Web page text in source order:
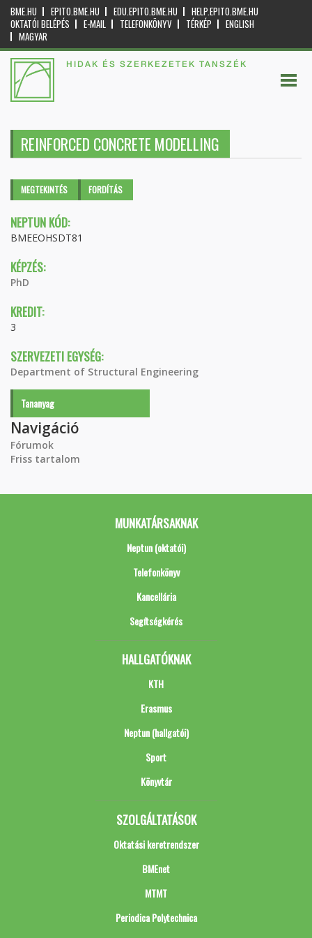
BME.HU EPITO.BME.HU EDU.EPITO.BME.HU
HELP.EPITO.BME.HU
OKTATÓI BELÉPÉS
E-MAIL TELEFONKÖNYV TÉRKÉP
ENGLISH
MAGYAR
HIDAK ÉS SZERKEZETEK TANSZÉK
REINFORCED CONCRETE MODELLING
Elsődleges fülek
MEGTEKINTÉS (AKTÍVFORDÍTÁS
NEPTUN KÓD:
BMEEOHSDT81
KÉPZÉS:
PhD
KREDIT:
3
SZERVEZETI EGYSÉG:
Department of Structural Engineering
Tananyag
Navigáció
Fórumok
Friss tartalom
MUNKATÁRSAKNAK
Neptun (oktatói)
Telefonkönyv
Kancellária
Segítségkérés
HALLGATÓKNAK
KTH
Erasmus
Neptun (hallgatói)
Sport
Könyvtár
SZOLGÁLTATÁSOK
Oktatási keretrendszer
BMEnet
MTMT
Periodica Polytechnica